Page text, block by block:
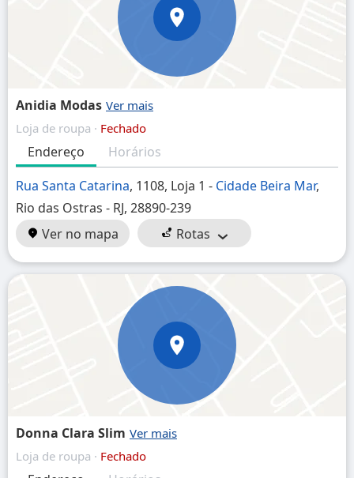
Anidia Modas
Loja de roupa · Fechado
Endereço
Horários
Rua Santa Catarina, 1108, Loja 1 - Cidade Beira Mar,
Rio das Ostras - RJ, 28890-239
Ver no mapa
Rotas
Donna Clara Slim
Loja de roupa · Fechado